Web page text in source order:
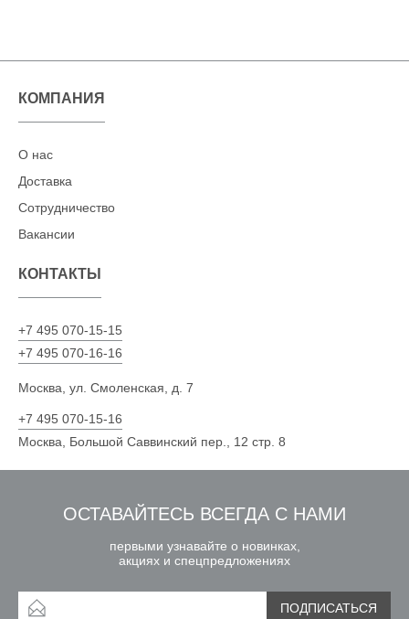
КОМПАНИЯ
О нас
Доставка
Сотрудничество
Вакансии
КОНТАКТЫ
+7 495 070-15-15
+7 495 070-16-16
Москва, ул. Смоленская, д. 7
+7 495 070-15-16
Москва, Большой Саввинский пер., 12 стр. 8
ОСТАВАЙТЕСЬ ВСЕГДА С НАМИ
первыми узнавайте о новинках,
акциях и спецпредложениях
ПОДПИСАТЬСЯ